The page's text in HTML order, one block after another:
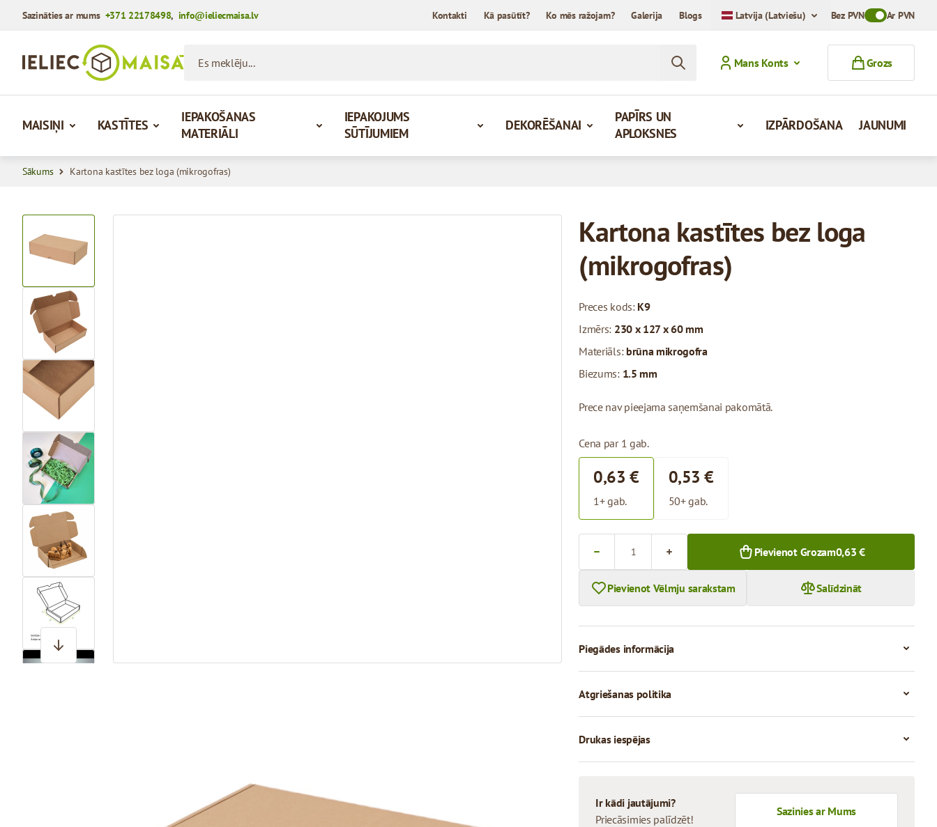
Sazināties ar mums +371 22178498, info@ieliecmaisa.lv Kontakti Kā pasūtīt? Ko mēs ražojam? Galerija Blogs Latvija (Latviešu) Bez PVNToggle VAT
Ar PVN
Mans Konts
Grozs
MAISIŅI KASTĪTES
IEPAKOŠANAS
MATERIĀLI
IEPAKOJUMS
SŪTĪJUMIEM
DEKORĒŠANAI
PAPĪRS UN
APLOKSNES
IZPĀRDOŠANA JAUNUMI
Sākums Kartona kastītes bez loga (mikrogofras)
View larger image
View larger image
View larger image
View larger image
View larger image
View larger image
Kartona kastītes bez loga
(mikrogofras)
Preces kods: K9
Izmērs: 230 x 127 x 60 mm
Materiāls: brūna mikrogofra
Biezums: 1.5 mm
Prece nav pieejama saņemšanai pakomātā.
Cena par 1 gab.
0,63 €
1+ gab.
0,53 €
50+ gab.
Pievienot Grozam0,63 €
Pievienot Vēlmju sarakstam Salīdzināt
Piegādes informācija
Atgriešanas politika
Drukas iespējas
Ir kādi jautājumi?
Priecāsimies palīdzēt!
Sazinies ar Mums